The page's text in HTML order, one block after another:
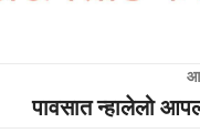
पावसात न्हालेलो